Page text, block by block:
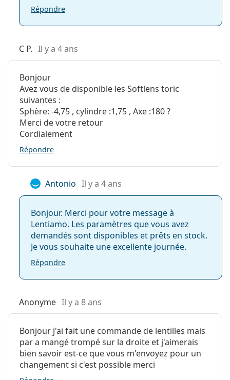
Répondre
C P. Il y a 4 ans
Bonjour
Avez vous de disponible les Softlens toric
suivantes :
Sphère: -4,75 , cylindre :1,75 , Axe :180 ?
Merci de votre retour
Cordialement
Répondre
Antonio Il y a 4 ans
Bonjour. Merci pour votre message à
Lentiamo. Les paramètres que vous avez
demandés sont disponibles et prêts en stock.
Je vous souhaite une excellente journée.
Répondre
Anonyme Il y a 8 ans
Bonjour j'ai fait une commande de lentilles mais
par a mangé trompé sur la droite et j'aimerais
bien savoir est-ce que vous m'envoyez pour un
changement si c'est possible merci